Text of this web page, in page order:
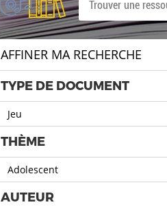
AFFINER MA RECHERCHE
TYPE DE DOCUMENT
Jeu
THÈME
Adolescent
AUTEUR